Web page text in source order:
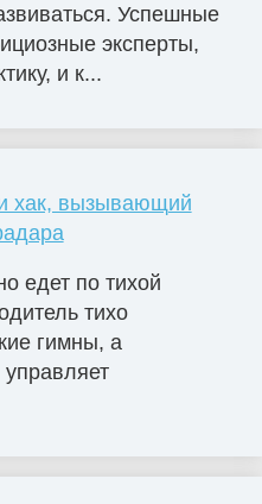
Успешные
эксперты,
и к...
хак, вызывающий
едет по тихой
тихо
гимны, а